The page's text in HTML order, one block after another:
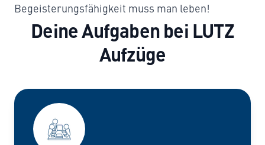
Begeisterungsfähigkeit muss man leben!
Deine Aufgaben bei LUTZ
Aufzüge